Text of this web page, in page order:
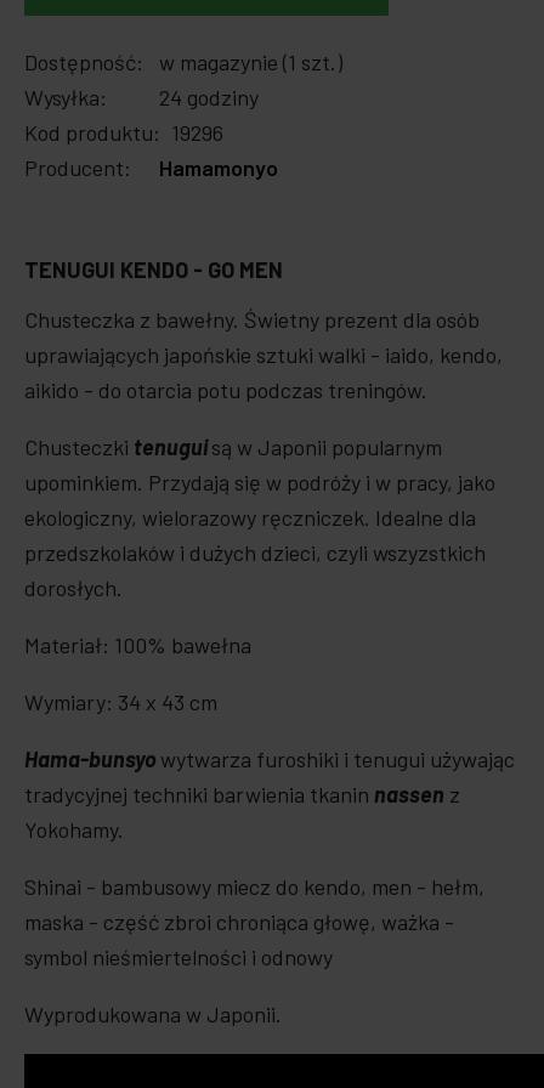
Dostępność:
w magazynie (1 szt.)
Wysyłka:
24 godziny
Kod produktu: 19296
Producent:
Hamamonyo
TENUGUI KENDO - GO MEN
Chusteczka z bawełny. Świetny prezent dla osób
uprawiających japońskie sztuki walki - iaido, kendo,
aikido - do otarcia potu podczas treningów.
Chusteczki tenuguisą w Japonii popularnym
upominkiem. Przydają się w podróży i w pracy, jako
ekologiczny, wielorazowy ręczniczek. Idealne dla
przedszkolaków i dużych dzieci, czyli wszyzstkich
dorosłych.
Materiał: 100% bawełna
Wymiary: 34 x 43 cm
Hama-bunsyo wytwarza furoshiki i tenugui używając
tradycyjnej techniki barwienia tkanin nassen z
Yokohamy.
Shinai - bambusowy miecz do kendo, men - hełm,
maska - część zbroi chroniąca głowę, ważka -
symbol nieśmiertelności i odnowy
Wyprodukowana w Japonii.